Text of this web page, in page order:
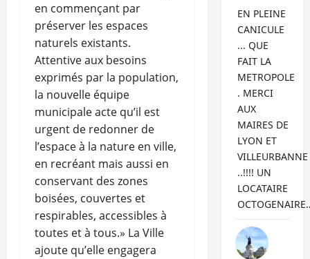
en commençant par
préserver les espaces
naturels existants.
Attentive aux besoins
exprimés par la population,
la nouvelle équipe
municipale acte qu’il est
urgent de redonner de
l’espace à la nature en ville,
en recréant mais aussi en
conservant des zones
boisées, couvertes et
respirables, accessibles à
toutes et à tous.» La Ville
ajoute qu’elle engagera
EN PLEINE
CANICULE
... QUE
FAIT LA
METROPOLE
. MERCI
AUX
MAIRES DE
LYON ET
VILLEURBANNE
..!!!! UN
LOCATAIRE